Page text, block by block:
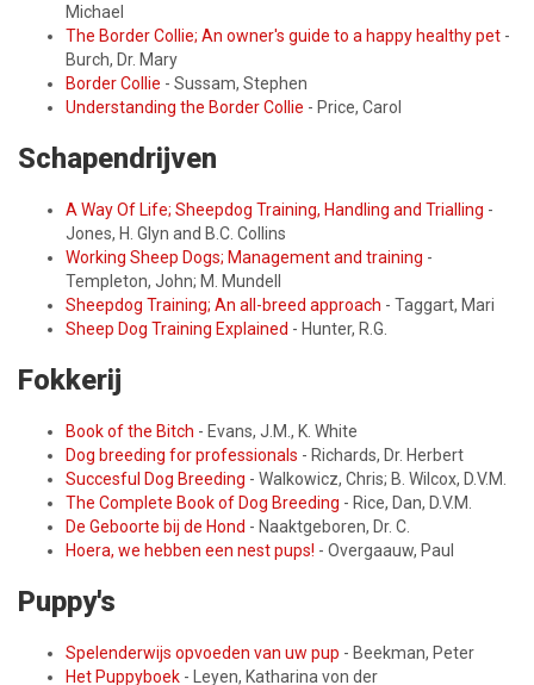
Michael
The Border Collie; An owner's guide to a happy healthy pet -
Burch, Dr. Mary
Border Collie - Sussam, Stephen
Understanding the Border Collie - Price, Carol
Schapendrijven
A Way Of Life; Sheepdog Training, Handling and Trialling -
Jones, H. Glyn and B.C. Collins
Working Sheep Dogs; Management and training -
Templeton, John; M. Mundell
Sheepdog Training; An all-breed approach - Taggart, Mari
Sheep Dog Training Explained - Hunter, R.G.
Fokkerij
Book of the Bitch - Evans, J.M., K. White
Dog breeding for professionals - Richards, Dr. Herbert
Succesful Dog Breeding - Walkowicz, Chris; B. Wilcox, D.V.M.
The Complete Book of Dog Breeding - Rice, Dan, D.V.M.
De Geboorte bij de Hond - Naaktgeboren, Dr. C.
Hoera, we hebben een nest pups! - Overgaauw, Paul
Puppy's
Spelenderwijs opvoeden van uw pup - Beekman, Peter
Het Puppyboek - Leyen, Katharina von der